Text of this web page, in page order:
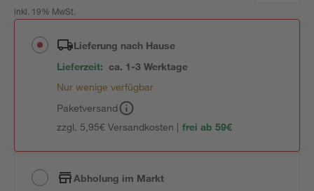
inkl. 19% MwSt.
Lieferung nach Hause
Lieferzeit: ca. 1-3 Werktage
Nur wenige verfügbar
Paketversand
zzgl. 5,95€ Versandkosten | frei ab 59€
Abholung im Markt